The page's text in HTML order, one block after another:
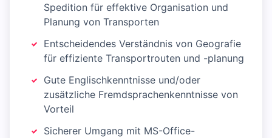
Spedition für effektive Organisation und
Planung von Transporten
Entscheidendes Verständnis von Geografie
für effiziente Transportrouten und -planung
Gute Englischkenntnisse und/oder
zusätzliche Fremdsprachenkenntnisse von
Vorteil
Sicherer Umgang mit MS-Office-